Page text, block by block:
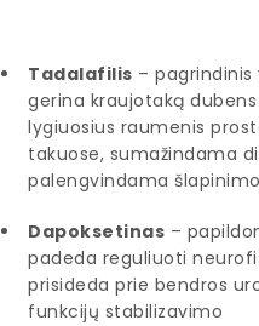
Tadalafilis – pagrindinis
gerina kraujotaką
lygiuosius raumenis
takuose, sumažindama
palengvindama
Dapoksetinas –
padeda reguliuoti
prisideda prie bendros
funkcijų stabilizavimo